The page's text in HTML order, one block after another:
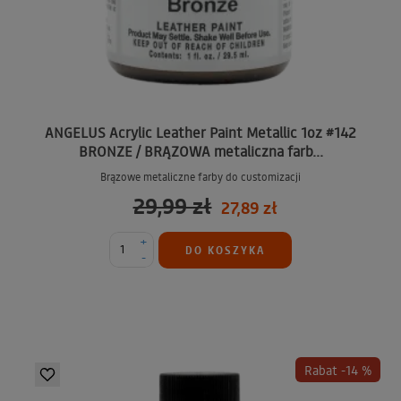
ANGELUS Acrylic Leather Paint Metallic 1oz #142
BRONZE / BRĄZOWA metaliczna farb...
Brązowe metaliczne farby do customizacji
29,99 zł 27,89 zł
-
+
DO KOSZYKA
Rabat -14 %